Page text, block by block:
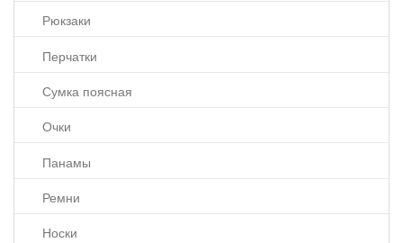
Рюкзаки
Перчатки
Сумка поясная
Очки
Панамы
Ремни
Носки